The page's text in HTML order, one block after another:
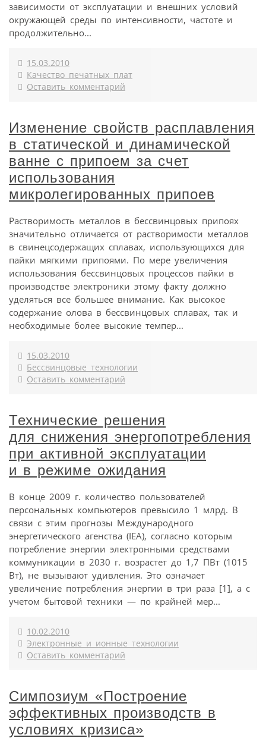
зависимости от эксплуатации и внешних условий
окружающей среды по интенсивности, частоте и
продолжительно...
15.03.2010
Качество печатных плат
Оставить комментарий
Изменение свойств расплавления
в статической и динамической
ванне с припоем за счет
использования
микролегированных припоев
Растворимость металлов в бессвинцовых припоях
значительно отличается от растворимости металлов
в свинецсодержащих сплавах, использующихся для
пайки мягкими припоями. По мере увеличения
использования бессвинцовых процессов пайки в
производстве электроники этому факту должно
уделяться все большее внимание. Как высокое
содержание олова в бессвинцовых сплавах, так и
необходимые более высокие темпер...
15.03.2010
Бессвинцовые технологии
Оставить комментарий
Технические решения
для снижения энергопотребления
при активной эксплуатации
и в режиме ожидания
В конце 2009 г. количество пользователей
персональных компьютеров превысило 1 млрд. В
связи с этим прогнозы Международного
энергетического агенства (IEA), согласно которым
потребление энергии электронными средствами
коммуникации в 2030 г. возрастет до 1,7 ПВт (1015
Вт), не вызывают удивления. Это означает
увеличение потребления энергии в три раза [1], а с
учетом бытовой техники — по крайней мер...
10.02.2010
Электронные и ионные технологии
Оставить комментарий
Симпозиум «Построение
эффективных производств в
условиях кризиса»